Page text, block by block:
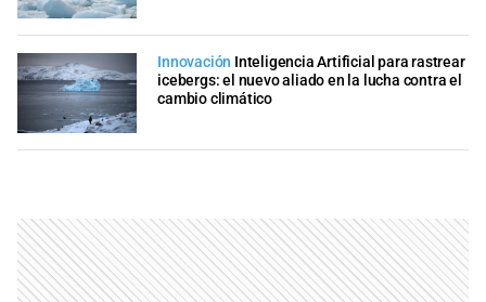
Innovación Inteligencia Artificial para rastrear
icebergs: el nuevo aliado en la lucha contra el
cambio climático